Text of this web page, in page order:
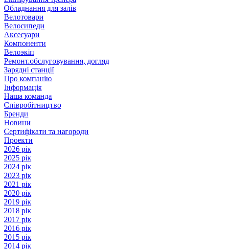
Обладнання для залів
Велотовари
Велосипеди
Аксесуари
Компоненти
Велоэкіп
Ремонт.обслуговування, догляд
Зарядні станції
Про компанію
Інформація
Наша команда
Співробітництво
Бренди
Новини
Сертифікати та нагороди
Проекти
2026 рік
2025 рік
2024 рік
2023 рік
2021 рік
2020 рік
2019 рік
2018 рік
2017 рік
2016 рік
2015 рік
2014 рік